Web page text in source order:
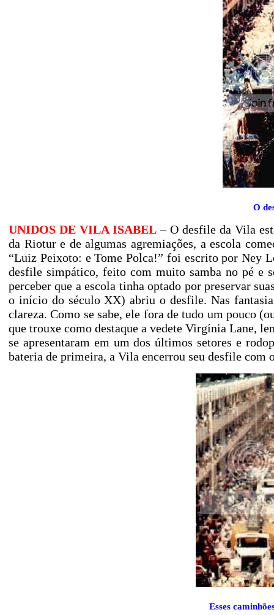
O
UNIDOS DE VILA ISABEL – O desfile da Vila
da Riotur e de algumas agremiações, a escola
“Luiz Peixoto: e Tome Polca!” foi escrito por Ney
desfile simpático, feito com muito samba no pé e
perceber que a escola tinha optado por preservar
o início do século XX) abriu o desfile. Nas
clareza. Como se sabe, ele fora de tudo um pouco
que trouxe como destaque a vedete Virgínia Lane,
se apresentaram em um dos últimos setores e
bateria de primeira, a Vila encerrou seu desfile com
Esses